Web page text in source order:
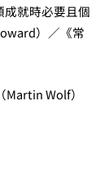
就時必要且個
）／《常
Wolf）